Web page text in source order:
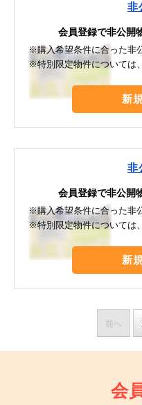
非
会員登録で非公開
※購入希望条件に合った非
※特別限定物件については
新
非
会員登録で非公開
※購入希望条件に合った非
※特別限定物件については
新
前へ
会